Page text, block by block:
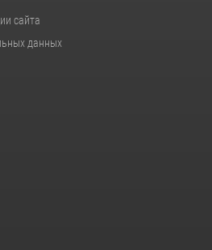
сайта
данных